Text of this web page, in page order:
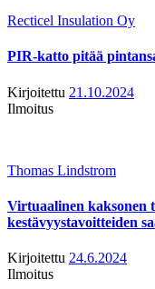
Recticel Insulation Oy
PIR-katto pitää
Kirjoitettu 21.10.2024
Ilmoitus
Thomas Lindstrom
Virtuaalinen kaksonen
kestävyystavoitteiden
Kirjoitettu 24.6.2024
Ilmoitus